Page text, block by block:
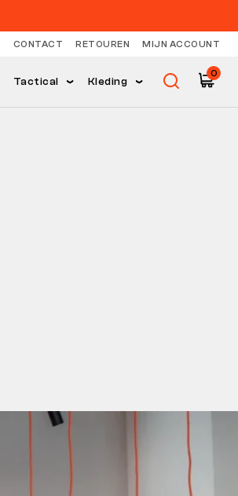
CONTACT RETOUREN MIJN ACCOUNT
Tactical Kleding
0